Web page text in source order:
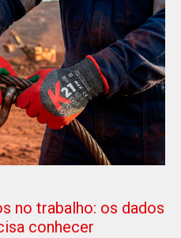
no trabalho: os dados
conhecer